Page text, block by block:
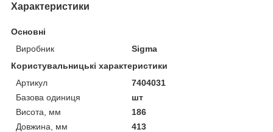
Характеристики
Основні
Виробник
Sigma
Користувальницькі характеристики
Артикул
7404031
Базова одиниця
шт
Висота, мм
186
Довжина, мм
413